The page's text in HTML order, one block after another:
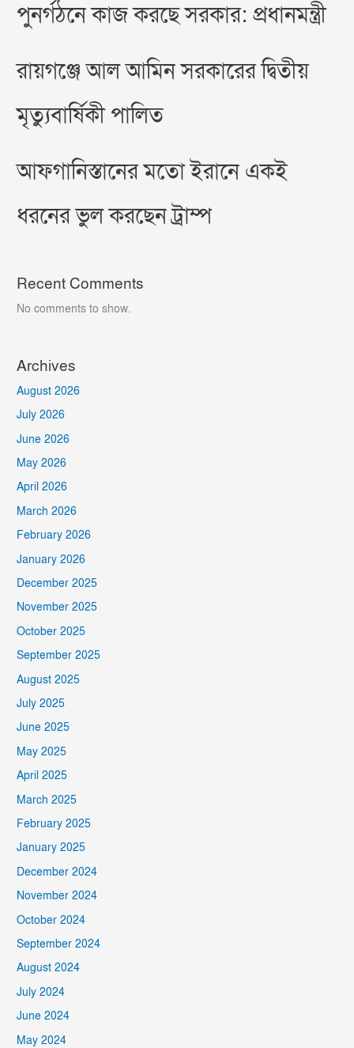
পুনর্গঠনে কাজ করছে সরকার: প্রধানমন্ত্রী
রায়গঞ্জে আল আমিন সরকারের দ্বিতীয়
মৃত্যুবার্ষিকী পালিত
আফগানিস্তানের মতো ইরানে একই
ধরনের ভুল করছেন ট্রাম্প
Recent Comments
No comments to show.
Archives
August 2026
July 2026
June 2026
May 2026
April 2026
March 2026
February 2026
January 2026
December 2025
November 2025
October 2025
September 2025
August 2025
July 2025
June 2025
May 2025
April 2025
March 2025
February 2025
January 2025
December 2024
November 2024
October 2024
September 2024
August 2024
July 2024
June 2024
May 2024